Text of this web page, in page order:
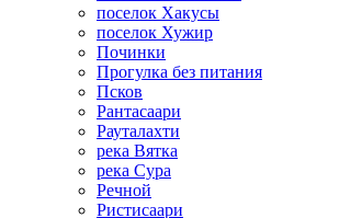
поселок Хакусы
поселок Хужир
Починки
Прогулка без питания
Псков
Рантасаари
Рауталахти
река Вятка
река Сура
Речной
Ристисаари